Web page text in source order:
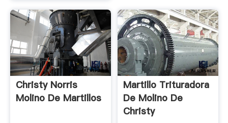
Christy Norris
Molino De Martillos
Martillo Trituradora
De Molino De
Christy